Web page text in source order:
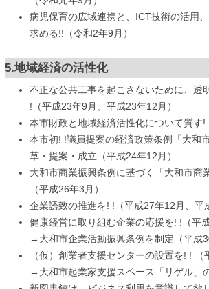
病児保育の広域連携と、ICT技術の活用
求める!!（令和2年9月）
5.地域経済の活性化
不正な公共工事を起こさないために、透
!（平成23年9月、平成23年12月）
本市財政と地域経済活性化について質す!
本市初! !議員提案の経済政策条例「大和
草・提案・成立（平成24年12月）
大和市商業振興条例に基づく「大和市商
（平成26年3月）
企業誘致の推進を! !（平成27年12月、平
健康経営に取り組む企業の応援を! !（平
→大和市企業活動振興条例を制定（平成
（仮）創業者支援センターの設置を! ! （
→大和市起業家支援スペース「リゲル」